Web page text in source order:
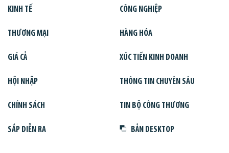
KINH TẾ CÔNG NGHIỆP
THƯƠNG MẠI HÀNG HÓA
GIÁ CẢ XÚC TIẾN KINH DOANH
HỘI NHẬP THÔNG TIN CHUYÊN SÂU
CHÍNH SÁCH TIN BỘ CÔNG THƯƠNG
SẮP DIỄN RA BẢN DESKTOP